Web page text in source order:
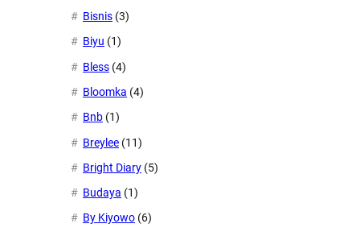
Bisnis (3)
Biyu (1)
Bless (4)
Bloomka (4)
Bnb (1)
Breylee (11)
Bright Diary (5)
Budaya (1)
By Kiyowo (6)